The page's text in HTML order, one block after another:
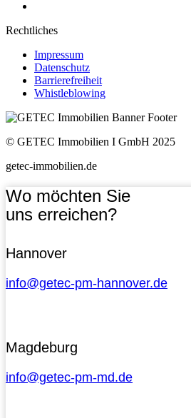
Rechtliches
Impressum
Datenschutz
Barrierefreiheit
Whistleblowing
© GETEC Immobilien I GmbH 2025
getec-immobilien.de
Wo möchten Sie
uns erreichen?
Hannover
info@getec-pm-hannover.de
Magdeburg
info@getec-pm-md.de